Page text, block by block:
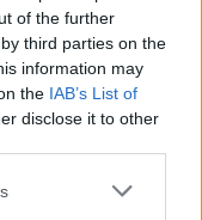
of the further
third parties on the
information may
the IAB’s List of
disclose it to other